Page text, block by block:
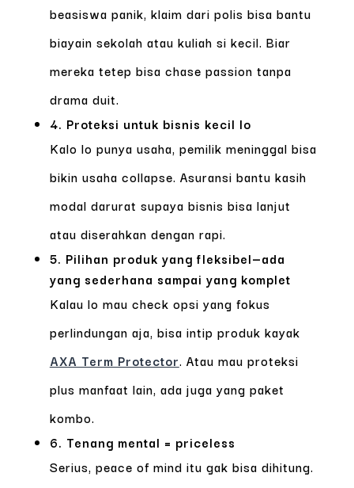
beasiswa panik, klaim dari polis bisa bantu
biayain sekolah atau kuliah si kecil. Biar
mereka tetep bisa chase passion tanpa
drama duit.
4. Proteksi untuk bisnis kecil lo
Kalo lo punya usaha, pemilik meninggal bisa
bikin usaha collapse. Asuransi bantu kasih
modal darurat supaya bisnis bisa lanjut
atau diserahkan dengan rapi.
5. Pilihan produk yang fleksibel—ada
yang sederhana sampai yang komplet
Kalau lo mau check opsi yang fokus
perlindungan aja, bisa intip produk kayak
AXA Term Protector. Atau mau proteksi
plus manfaat lain, ada juga yang paket
kombo.
6. Tenang mental = priceless
Serius, peace of mind itu gak bisa dihitung.